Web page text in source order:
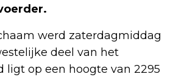
werd zaterdagmiddag
deel van het
ligt op een hoogte van 2295